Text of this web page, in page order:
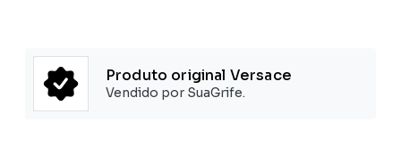
Produto original Versace
Vendido por SuaGrife.